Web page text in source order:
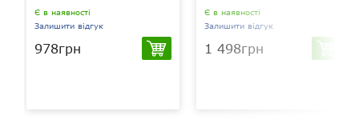
Є в наявності
Залишити відгук
978грн
Є в наявності
Залишити відгук
1 498грн